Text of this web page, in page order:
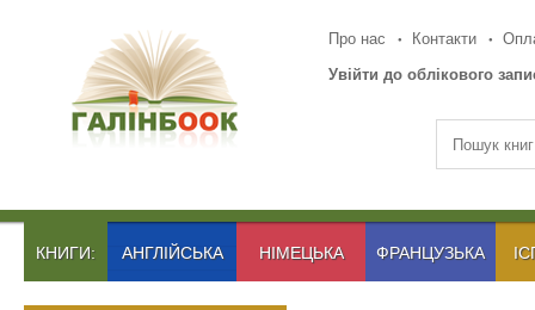
Про нас Контакти
Увійти до облікового
КНИГИ: АНГЛІЙСЬКА НІМЕЦЬКА ФРАНЦУЗЬКА